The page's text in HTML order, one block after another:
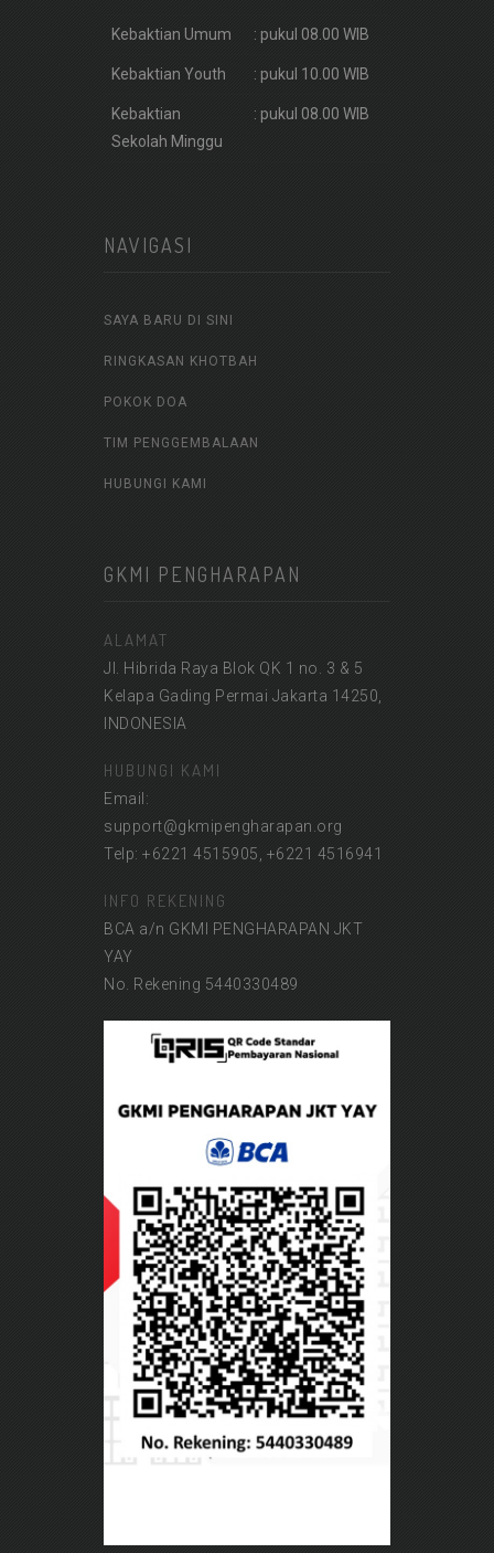
Kebaktian Umum : pukul 08.00 WIB
Kebaktian Youth : pukul 10.00 WIB
Kebaktian
Sekolah Minggu
: pukul 08.00 WIB
NAVIGASI
SAYA BARU DI SINI
RINGKASAN KHOTBAH
POKOK DOA
TIM PENGGEMBALAAN
HUBUNGI KAMI
GKMI PENGHARAPAN
ALAMAT
Jl. Hibrida Raya Blok QK 1 no. 3 & 5
Kelapa Gading Permai Jakarta 14250,
INDONESIA
HUBUNGI KAMI
Email:
support@gkmipengharapan.org
Telp: +6221 4515905, +6221 4516941
INFO REKENING
BCA a/n GKMI PENGHARAPAN JKT
YAY
No. Rekening 5440330489